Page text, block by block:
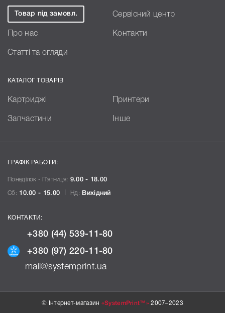
Товар під замовл. Сервісний центр
Про нас Контакти
Статті та огляди
КАТАЛОГ ТОВАРІВ
Картриджі Принтери
Запчастини Інше
ГРАФІК РАБОТИ:
Понеділок - П`ятниця: 9.00 - 18.00
Сб: 10.00 - 15.00 Нд: Вихідний
КОНТАКТИ:
+380 (44) 539-11-80
+380 (97) 220-11-80
mail@systemprint.ua
© Інтернет-магазин «SystemPrint™» 2007–2023